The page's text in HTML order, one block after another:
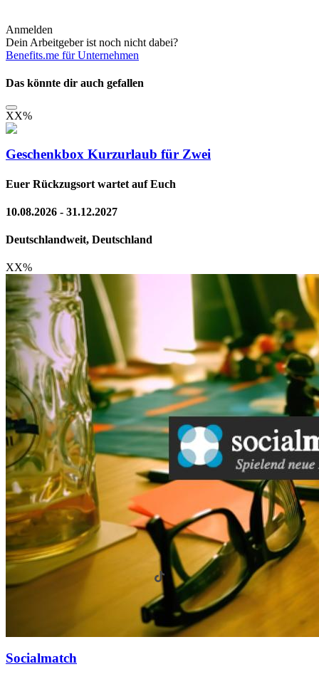
Anmelden
Dein Arbeitgeber ist noch nicht dabei?
Benefits.me für Unternehmen
Das könnte dir auch gefallen
XX%
Geschenkbox Kurzurlaub für Zwei
Euer Rückzugsort wartet auf Euch
10.08.2026 - 31.12.2027
Deutschlandweit, Deutschland
XX%
Socialmatch